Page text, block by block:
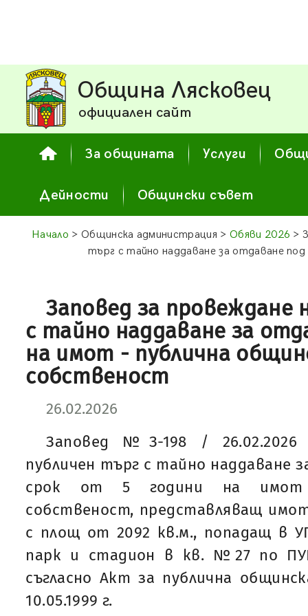
Община Лясковец
официален сайт
За общината Услуги
Дейности Общински съвет
Начало > Общинска администрация > Обяви 2026 >
търг с тайно наддаване за отдаване
Заповед за провеждане
с тайно наддаване за
на имот - публична
собственост
26.02.2026
Заповед №З-198 / 26.02.2026
публичен търг с тайно наддаване
срок от 5 години на имот
собственост, представляващ
с площ от 2092 кв.м., попадащ в
парк и стадион в кв. №27 по
съгласно Акт за публична
10.05.1999 г.